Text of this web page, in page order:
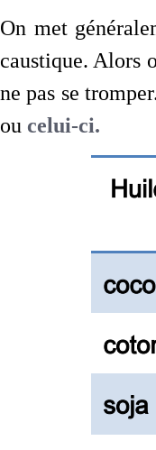
On met
caustique. Alors
ne pas se
ou celui-ci.